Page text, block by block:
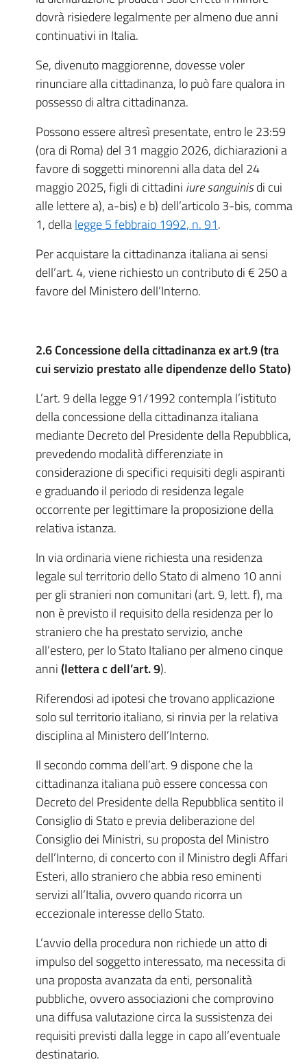
dovrà risiedere legalmente per almeno due anni
continuativi in Italia.
Se, divenuto maggiorenne, dovesse voler
rinunciare alla cittadinanza, lo può fare qualora in
possesso di altra cittadinanza.
Possono essere altresì presentate, entro le 23:59
(ora di Roma) del 31 maggio 2026, dichiarazioni a
favore di soggetti minorenni alla data del 24
maggio 2025, figli di cittadini iure sanguinisdi cui
alle lettere a), a-bis) e b) dell’articolo 3-bis, comma
1, dellalegge 5 febbraio 1992, n. 91.
Per acquistare la cittadinanza italiana ai sensi
dell’art. 4, viene richiesto un contributo di € 250 a
favore del Ministero dell’Interno.
2.6 Concessione della cittadinanza ex art.9 (tra
cui servizio prestato alle dipendenze dello Stato)
L’art. 9 della legge 91/1992 contempla l’istituto
della concessione della cittadinanza italiana
mediante Decreto del Presidente della Repubblica,
prevedendo modalità differenziate in
considerazione di specifici requisiti degli aspiranti
e graduando il periodo di residenza legale
occorrente per legittimare la proposizione della
relativa istanza.
In via ordinaria viene richiesta una residenza
legale sul territorio dello Stato di almeno 10 anni
per gli stranieri non comunitari (art. 9, lett. f), ma
non è previsto il requisito della residenza per lo
straniero che ha prestato servizio, anche
all’estero, per lo Stato Italiano per almeno cinque
anni(lettera c dell’art. 9).
Riferendosi ad ipotesi che trovano applicazione
solo sul territorio italiano, si rinvia per la relativa
disciplina al Ministero dell’Interno.
Il secondo comma dell’art. 9 dispone che la
cittadinanza italiana può essere concessa con
Decreto del Presidente della Repubblica sentito il
Consiglio di Stato e previa deliberazione del
Consiglio dei Ministri, su proposta del Ministro
dell’Interno, di concerto con il Ministro degli Affari
Esteri, allo straniero che abbia reso eminenti
servizi all’Italia, ovvero quando ricorra un
eccezionale interesse dello Stato.
L’avvio della procedura non richiede un atto di
impulso del soggetto interessato, ma necessita di
una proposta avanzata da enti, personalità
pubbliche, ovvero associazioni che comprovino
una diffusa valutazione circa la sussistenza dei
requisiti previsti dalla legge in capo all’eventuale
destinatario.